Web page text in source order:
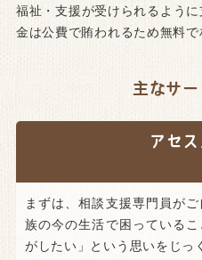
福祉・支援が受けられるよう
金は公費で賄われるため無料で
主なサ
アセ
まずは、相談支援専門員が
族の今の生活で困っている
がしたい」という思いをじっ